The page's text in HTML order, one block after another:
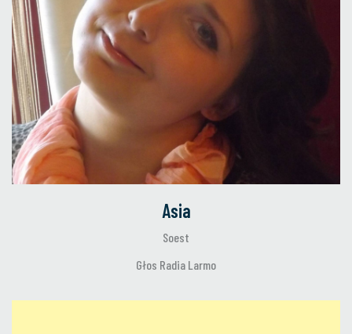
Asia
Soest
Głos Radia Larmo